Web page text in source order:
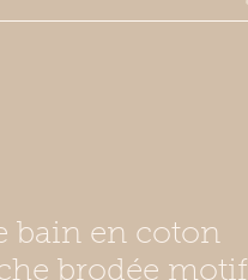
bain en coton
brodée motif